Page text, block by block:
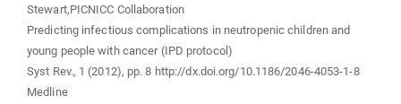
Stewart,PICNICC Collaboration
Predicting infectious complications in neutropenic children and
young people with cancer (IPD protocol)
Syst Rev., 1 (2012), pp. 8 http://dx.doi.org/10.1186/2046-4053-1-8
Medline